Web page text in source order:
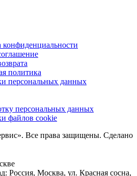
политика
персональных данных
персональных данных
файлов cookie
Все права защищены. Сделано
Россия, Москва, ул. Красная сосна,